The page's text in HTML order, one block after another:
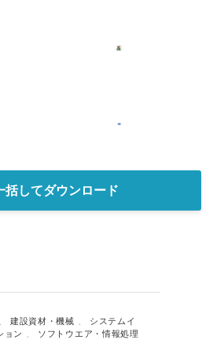
括してダウンロード
建設資材・機械
システムイ
ョン
ソフトウエア・情報処理